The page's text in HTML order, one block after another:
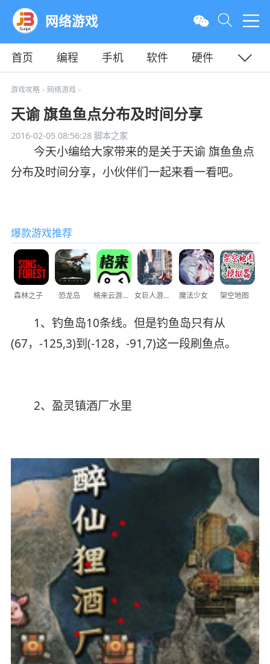
网络游戏
首页 编程 手机 软件
硬件
教程
平面
游戏攻略> 网络游戏>
天谕 旗鱼鱼点分布及时间分享
2016-02-05 08:56:28脚本之家
今天小编给大家带来的是关于天谕 旗鱼鱼点
分布及时间分享，小伙伴们一起来看一看吧。
爆款游戏推荐
森林之子 恐龙岛 格来云游戏 女巨人游乐场 魔法少女 架空地图
1、钓鱼岛10条线。但是钓鱼岛只有从
(67，-125,3)到(-128，-91,7)这一段刷鱼点。
2、盈灵镇酒厂水里